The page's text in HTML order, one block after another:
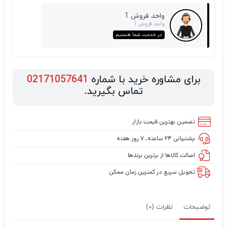
واحد فروش 1
واحد فروش 1
در خدمت شما هستیم
برای مشاوره خرید با شماره 02171057641
تماس بگیرید.
تضمین بهترین قیمت بازار
پشتیبانی ۲۴ ساعته، ۷ روز هفته
اصالت کالاها از برترین برندها
تحویل سریع در کمترین زمان ممکن
توضیحات نظرات (0)